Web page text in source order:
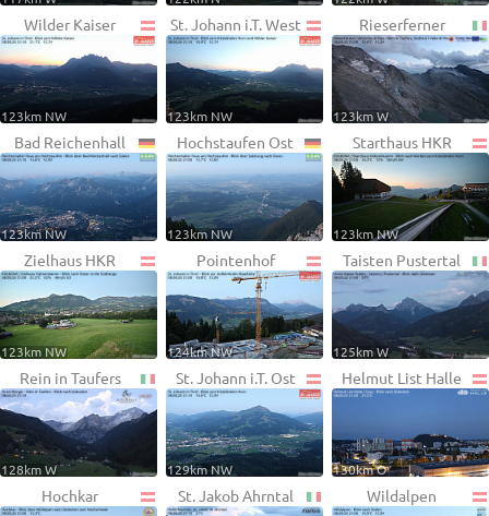
Wilder Kaiser
123km NW
St. Johann i.T. West
123km NW
Rieserferner
123km W
Bad Reichenhall
123km NW
Hochstaufen Ost
123km NW
Starthaus HKR
123km NW
Zielhaus HKR
123km NW
Pointenhof
124km NW
Taisten Pustertal
125km W
Rein in Taufers
128km W
St. Johann i.T. Ost
129km NW
Helmut List Halle
130km O
Hochkar St. Jakob Ahrntal Wildalpen